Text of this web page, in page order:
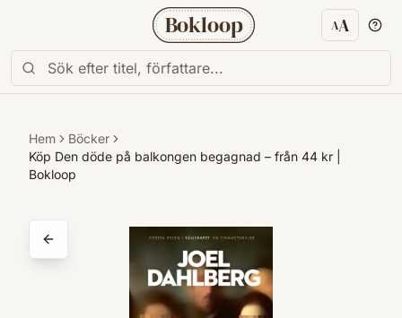
Bokloop AA
Hem
Böcker
Köp Den döde på balkongen begagnad – från 44 kr |
Bokloop